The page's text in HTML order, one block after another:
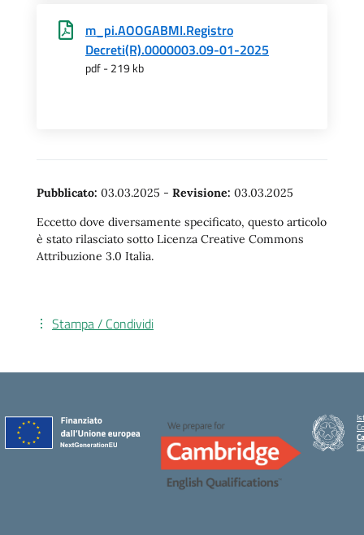
m_pi.AOOGABMI.Registro
Decreti(R).0000003.09-01-2025
pdf - 219 kb
Pubblicato: 03.03.2025 - Revisione: 03.03.2025
Eccetto dove diversamente specificato, questo articolo
è stato rilasciato sotto Licenza Creative Commons
Attribuzione 3.0 Italia.
Stampa / Condividi